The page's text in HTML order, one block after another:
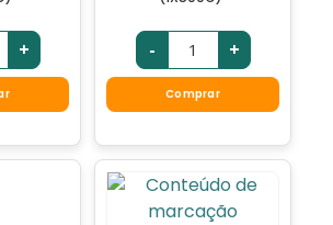
+ - +
Comprar